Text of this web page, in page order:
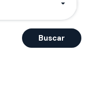
Buscar